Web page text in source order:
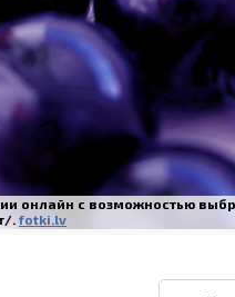
онлайн с возможностью
. fotki.lv